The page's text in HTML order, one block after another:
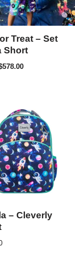
Treat – Set
Short
578.00
– Cleverly